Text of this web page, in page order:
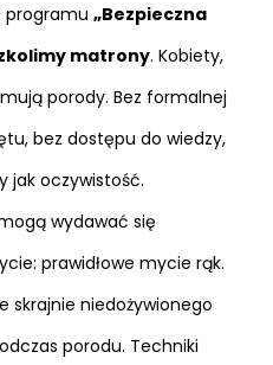
programu „Bezpieczna
matrony. Kobiety,
porody. Bez formalnej
bez dostępu do wiedzy,
jak oczywistość.
wydawać się
prawidłowe mycie rąk.
skrajnie niedożywionego
porodu. Techniki